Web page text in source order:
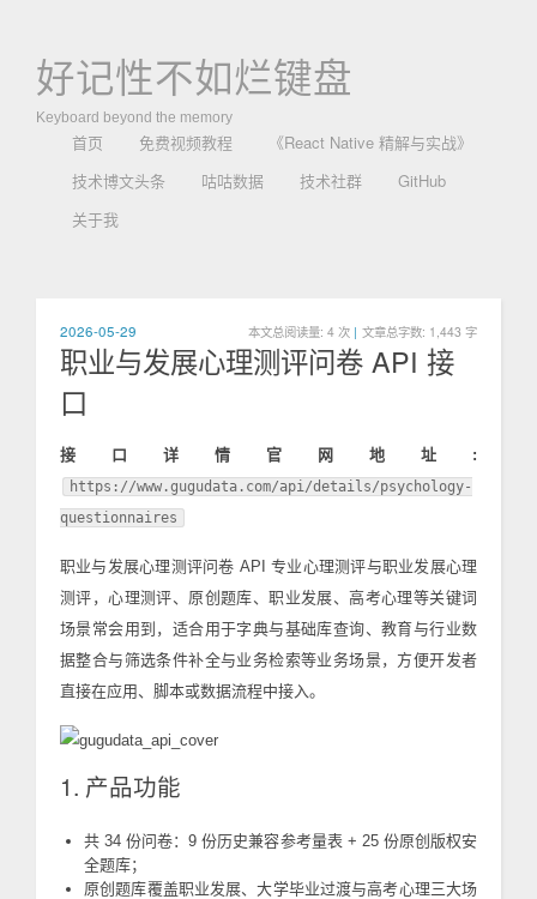
好记性不如烂键盘
Keyboard beyond the memory
首页 免费视频教程
《React Native 精解与实战》
技术博文头条
咕咕数据 技术社群
GitHub
关于我
2026-05-29 本文总阅读量: 4 次 | 文章总字数: 1,443 字
职业与发展心理测评问卷 API 接
口
接口详情官网地址:
https://www.gugudata.com/api/details/psychology-
questionnaires
职业与发展心理测评问卷 API 专业心理测评与职业发展心理
测评，心理测评、原创题库、职业发展、高考心理等关键词
场景常会用到，适合用于字典与基础库查询、教育与行业数
据整合与筛选条件补全与业务检索等业务场景，方便开发者
直接在应用、脚本或数据流程中接入。
1. 产品功能
共 34 份问卷：9 份历史兼容参考量表 + 25 份原创版权安
全题库；
原创题库覆盖职业发展、大学毕业过渡与高考心理三大场